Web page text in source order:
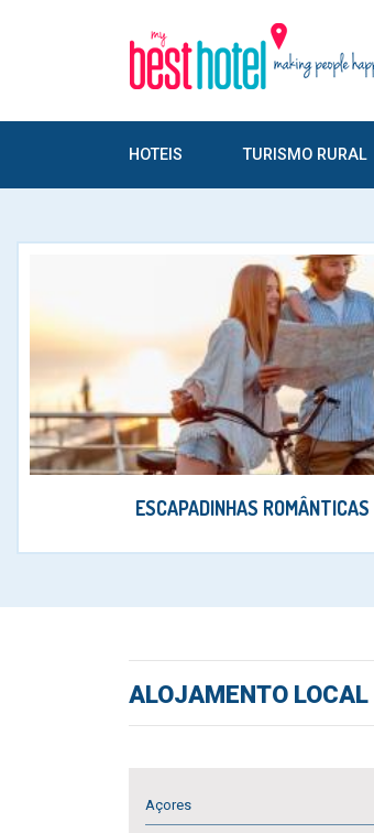
HOTEIS TURISMO RURAL
ESCAPADINHAS ROMÂNTICAS
ALOJAMENTO LOCAL
Açores